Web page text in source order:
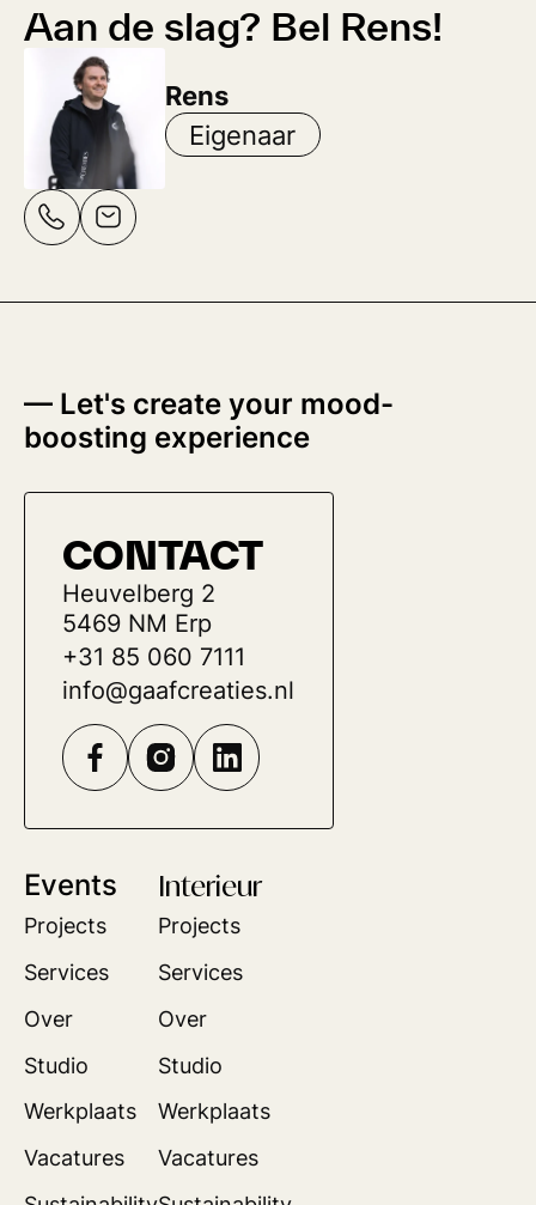
Aan de slag? Bel Rens!
Rens
Eigenaar
— Let's create your mood-
boosting experience
Events
Projects
Services
Over
Studio
Werkplaats
Vacatures
Interieur
Projects
Services
Over
Studio
Werkplaats
Vacatures
CONTACT
Heuvelberg 2
5469 NM Erp
+31 85 060 7111
info@gaafcreaties.nl